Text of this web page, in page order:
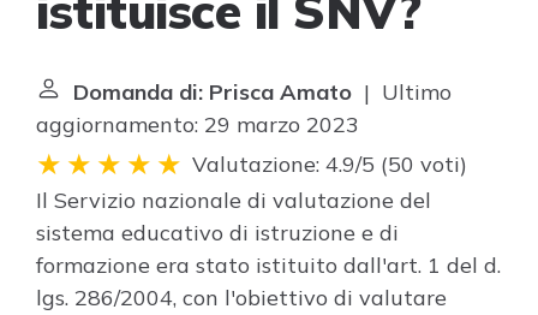
Domanda di: Prisca Amato | Ultimo
aggiornamento: 29 marzo 2023
Valutazione: 4.9/5 (50 voti)
Il Servizio nazionale di valutazione del
sistema educativo di istruzione e di
formazione era stato istituito dall'art. 1 del d.
lgs. 286/2004, con l'obiettivo di valutare